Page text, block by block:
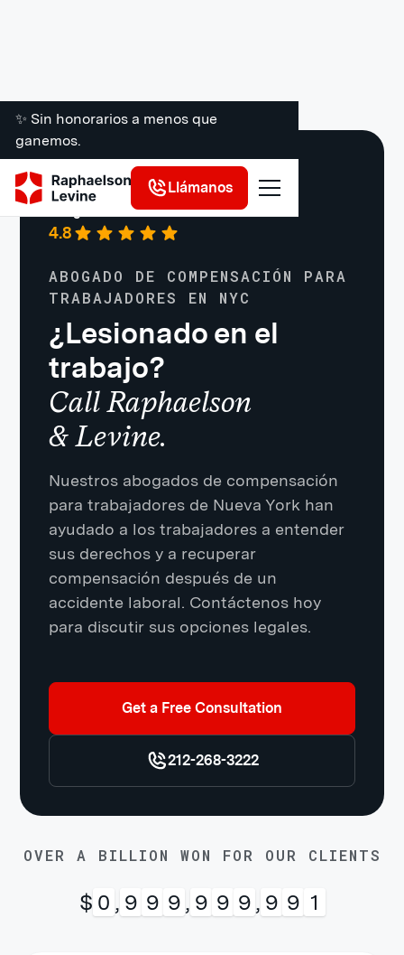
✨ Sin honorarios a menos que
ganemos.
Llámanos
Lesiones laborales
721 reseñas
4.8
ABOGADO DE COMPENSACIÓN PARA
TRABAJADORES EN NYC
¿Lesionado en el
trabajo?
Call Raphaelson
& Levine.
Nuestros abogados de compensación
para trabajadores de Nueva York han
ayudado a los trabajadores a entender
sus derechos y a recuperar
compensación después de un
accidente laboral. Contáctenos hoy
para discutir sus opciones legales.
Get a Free Consultation
212-268-3222
OVER A BILLION WON FOR OUR CLIENTS
$ 1 , 0 0 0 , 0 0 0 , 0 0 0